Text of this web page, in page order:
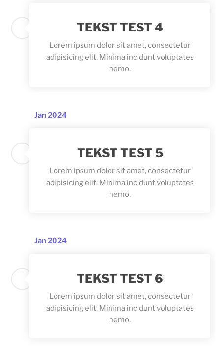
TEKST TEST 4
Lorem ipsum dolor sit amet, consectetur
adipisicing elit. Minima incidunt voluptates
nemo.
Jan 2024
TEKST TEST 5
Lorem ipsum dolor sit amet, consectetur
adipisicing elit. Minima incidunt voluptates
nemo.
Jan 2024
TEKST TEST 6
Lorem ipsum dolor sit amet, consectetur
adipisicing elit. Minima incidunt voluptates
nemo.